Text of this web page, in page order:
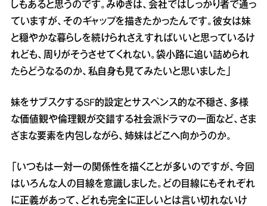
しもあると思うのです。みゆきは、会社ではしっかり者で通っ
ていますが、そのギャップを描きたかったんです。彼女は妹
と穏やかな暮らしを続けられさえすればいいと思っているけ
れども、周りがそうさせてくれない。袋小路に追い詰められ
たらどうなるのか、私自身も見てみたいと思いました」
妹をサブスクするSF的設定とサスペンス的な不穏さ、多様
な価値観や倫理観が交錯する社会派ドラマの一面など、さま
ざまな要素を内包しながら、姉妹はどこへ向かうのか。
「いつもは一対一の関係性を描くことが多いのですが、今回
はいろんな人の目線を意識しました。どの目線にもそれぞれ
に正義があって、どれも完全に正しいとは言い切れないけ